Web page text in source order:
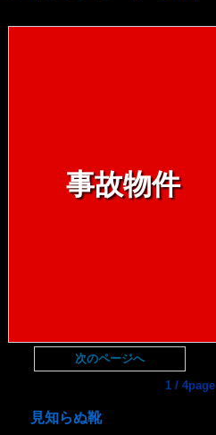
事故物件
次のページへ
1 / 4page
見知らぬ靴